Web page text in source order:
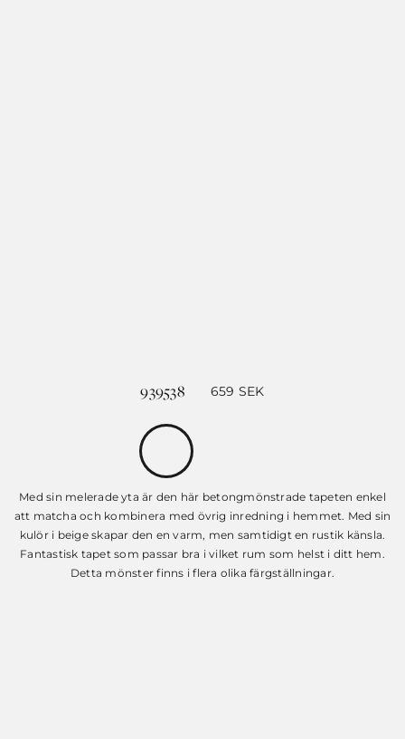
939538 659 SEK
Med sin melerade yta är den här betongmönstrade tapeten enkel
att matcha och kombinera med övrig inredning i hemmet. Med sin
kulör i beige skapar den en varm, men samtidigt en rustik känsla.
Fantastisk tapet som passar bra i vilket rum som helst i ditt hem.
Detta mönster finns i flera olika färgställningar.